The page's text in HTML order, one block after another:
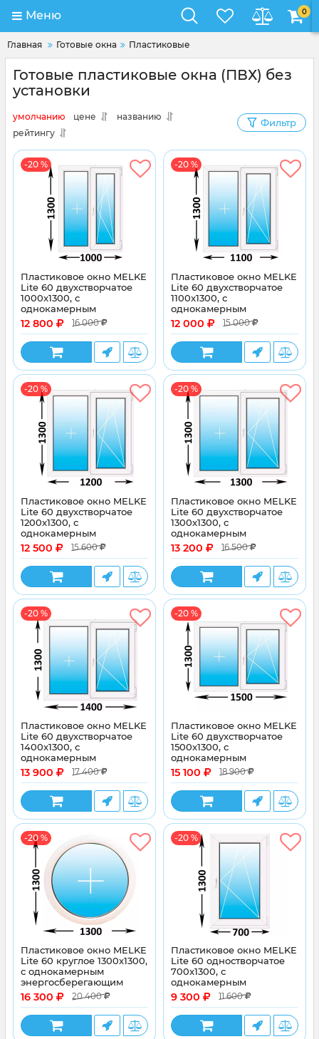
Меню 0
Главная Готовые окна Пластиковые
Готовые пластиковые окна (ПВХ) без
установки
умолчанию цене
названию
рейтингу
Фильтр
-20 %
Пластиковое окно MELKE
Lite 60 двухстворчатое
1000x1300, с
однокамерным
энергосберегающим
стеклопакетом
12 800 16 000
-20 %
Пластиковое окно MELKE
Lite 60 двухстворчатое
1100x1300, с
однокамерным
энергосберегающим
стеклопакетом
12 000 15 000
-20 %
Пластиковое окно MELKE
Lite 60 двухстворчатое
1200x1300, с
однокамерным
энергосберегающим
стеклопакетом
12 500 15 600
-20 %
Пластиковое окно MELKE
Lite 60 двухстворчатое
1300x1300, с
однокамерным
энергосберегающим
стеклопакетом
13 200 16 500
-20 %
Пластиковое окно MELKE
Lite 60 двухстворчатое
1400x1300, с
однокамерным
энергосберегающим
стеклопакетом
13 900 17 400
-20 %
Пластиковое окно MELKE
Lite 60 двухстворчатое
1500x1300, с
однокамерным
энергосберегающим
стеклопакетом
15 100 18 900
-20 %
Пластиковое окно MELKE
Lite 60 круглое 1300x1300,
с однокамерным
энергосберегающим
стеклопакетом
16 300 20 400
-20 %
Пластиковое окно MELKE
Lite 60 одностворчатое
700x1300, с
однокамерным
энергосберегающим
стеклопакетом
9 300 11 600